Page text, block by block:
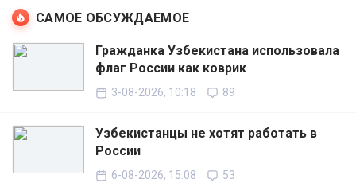
САМОЕ ОБСУЖДАЕМОЕ
Гражданка Узбекистана использовала
флаг России как коврик
3-08-2026, 10:18 89
Узбекистанцы не хотят работать в
России
6-08-2026, 15:08 53